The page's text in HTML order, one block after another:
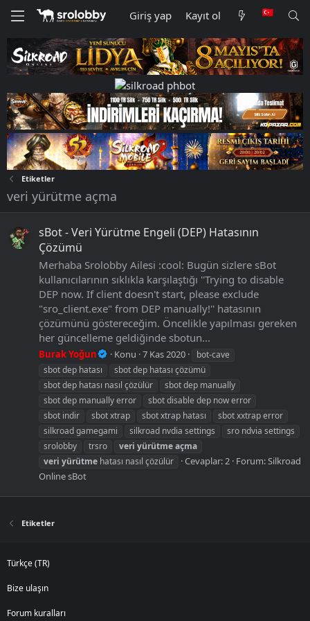
Giriş yap Kayıt ol
Etiketler
veri yürütme açma
sBot - Veri Yürütme Engeli (DEP) Hatasının
Çözümü
Merhaba Srolobby Ailesi :cool: Bugün sizlere sBot
kullanıcılarının sıklıkla karşılaştığı ''Trying to disable
DEP now. If client doesn't start, please exclude
"sro_client.exe" from DEP manually!'' hatasının
çözümünü göstereceğim. Öncelikle yapılması gereken
her güncelleme geldiğinde sbotun...
Burak Yoğun Konu 7 Kas 2020
bot-cave
sbot dep hatası
sbot dep hatası çözümü
sbot dep hatası nasıl çözülür
sbot dep manually
sbot dep manually error
sbot disable dep now error
sbot indir
sbot xtrap sbot xtrap hatası
sbot xxtrap error
silkroad gamegami
silkroad nvdia settings
sro ndvia settings
srolobby
trsro veri yürütmeaçma
veri yürütme hatası nasıl çözülür Cevaplar: 2 Forum:Silkroad
Online sBot
Etiketler
Türkçe (TR)
Bize ulaşın
Forum kuralları